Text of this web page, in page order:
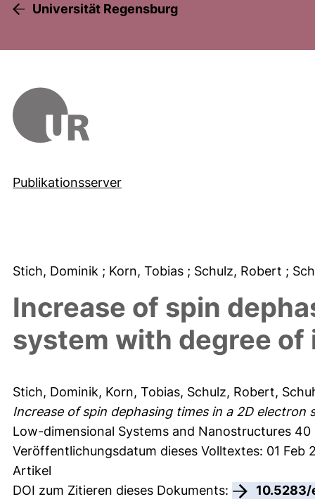
Universität Regensburg
Publikationsserver
Stich, Dominik ; Korn, Tobias ; Schulz, Robert ;
Increase of spin
system with degree
Stich, Dominik, Korn, Tobias, Schulz, Robert,
Increase of spin dephasing times in a 2D
Low-dimensional Systems and Nanostructures 40
Veröffentlichungsdatum dieses Volltextes: 01 Feb
Artikel
DOI zum Zitieren dieses Dokuments:
10.5283/